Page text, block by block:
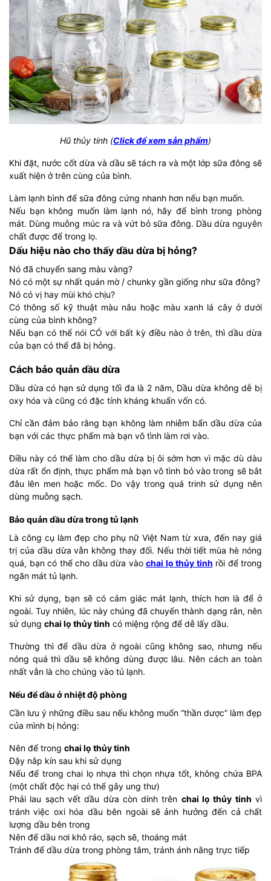
Hũ thủy tinh (Click để xem sản phẩm)
Khi đặt, nước cốt dừa và dầu sẽ tách ra và một lớp sữa đông sẽ
xuất hiện ở trên cùng của bình.
Làm lạnh bình để sữa đông cứng nhanh hơn nếu bạn muốn.
Nếu bạn không muốn làm lạnh nó, hãy để bình trong phòng
mát. Dùng muỗng múc ra và vứt bỏ sữa đông. Dầu dừa nguyên
chất được để trong lọ.
Dấu hiệu nào cho thấy dầu dừa bị hỏng?
Nó đã chuyển sang màu vàng?
Nó có một sự nhất quán mờ / chunky gần giống như sữa đông?
Nó có vị hay mùi khó chịu?
Có thông số kỹ thuật màu nâu hoặc màu xanh lá cây ở dưới
cùng của bình không?
Nếu bạn có thể nói CÓ với bất kỳ điều nào ở trên, thì dầu dừa
của bạn có thể đã bị hỏng.
Cách bảo quản dầu dừa
Dầu dừa có hạn sử dụng tối đa là 2 năm, Dầu dừa không dễ bị
oxy hóa và cũng có đặc tính kháng khuẩn vốn có.
Chỉ cần đảm bảo rằng bạn không làm nhiễm bẩn dầu dừa của
bạn với các thực phẩm mà bạn vô tình làm rơi vào.
Điều này có thể làm cho dầu dừa bị ôi sớm hơn vì mặc dù dàu
dừa rất ổn định, thực phẩm mà bạn vô tình bỏ vào trong sẽ bắt
đâu lên men hoặc mốc. Do vậy trong quá trinh sử dụng nên
dùng muỗng sạch.
Bảo quản dầu dừa trong tủ lạnh
Là công cụ làm đẹp cho phụ nữ Việt Nam từ xưa, đến nay giá
trị của dầu dừa vẫn không thay đổi. Nếu thời tiết mùa hè nóng
quá, bạn có thể cho dầu dừa vào chai lọ thủy tinh rồi để trong
ngăn mát tủ lạnh.
Khi sử dụng, bạn sẽ có cảm giác mát lạnh, thích hơn là để ở
ngoài. Tuy nhiên, lúc này chúng đã chuyển thành dạng rắn, nên
sử dụng chai lọ thủy tinh có miệng rộng để dễ lấy dầu.
Thường thì để dầu dừa ở ngoài cũng không sao, nhưng nếu
nóng quá thì dầu sẽ không dùng được lâu. Nên cách an toàn
nhất vẫn là cho chúng vào tủ lạnh.
Nếu để dầu ở nhiệt độ phòng
Cần lưu ý những điều sau nếu không muốn “thần dược” làm đẹp
của mình bị hỏng:
Nên để trong chai lọ thủy tinh
Đậy nắp kín sau khi sử dụng
Nếu để trong chai lọ nhựa thì chọn nhựa tốt, không chứa BPA
(một chất độc hại có thể gây ung thư)
Phải lau sạch vết dầu dừa còn dính trên chai lọ thủy tinh vì
tránh việc oxi hóa dầu bên ngoài sẽ ảnh hưởng đến cả chất
lượng dầu bên trong
Nên để dầu nơi khô ráo, sạch sẽ, thoáng mát
Tránh để dầu dừa trong phòng tắm, tránh ánh nắng trực tiếp